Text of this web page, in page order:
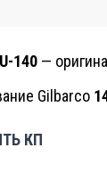
140 —
Gilbarco
КП